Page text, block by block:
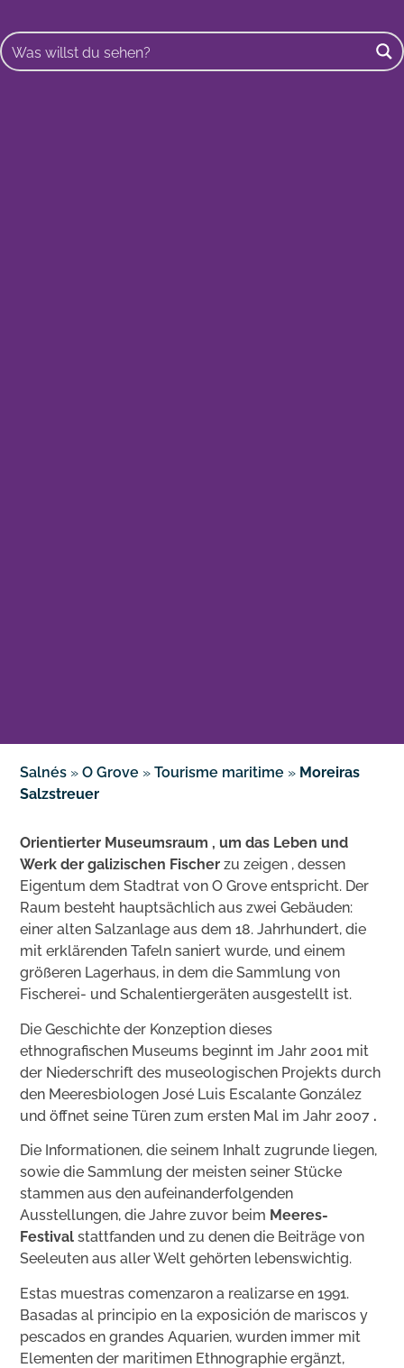
Salnés »O Grove »Tourisme maritime » Moreiras
Salzstreuer
Orientierter Museumsraum , umdas Leben und
Werk der galizischen Fischer zu zeigen , dessen
Eigentum dem Stadtrat von O Grove entspricht. Der
Raum besteht hauptsächlich aus zwei Gebäuden:
einer alten Salzanlage aus dem 18. Jahrhundert, die
mit erklärenden Tafeln saniert wurde, und einem
größeren Lagerhaus, in dem die Sammlung von
Fischerei- und Schalentiergeräten ausgestellt ist.
Die Geschichte der Konzeption dieses
ethnografischen Museums beginnt im Jahr 2001 mit
der Niederschrift des museologischen Projekts durch
den Meeresbiologen José Luis Escalante González
und öffnet seine Türen zum ersten Mal im Jahr 2007 .
Die Informationen, die seinem Inhalt zugrunde liegen,
sowie die Sammlung der meisten seiner Stücke
stammen aus den aufeinanderfolgenden
Ausstellungen, die Jahre zuvor beim Meeres-
Festival stattfanden und zu denen die Beiträge von
Seeleuten aus aller Welt gehörten lebenswichtig.
Estas muestras comenzaron a realizarse en 1991.
Basadas al principio en la exposición de mariscos y
pescados en grandes Aquarien, wurden immer mit
Elementen der maritimen Ethnographie ergänzt,